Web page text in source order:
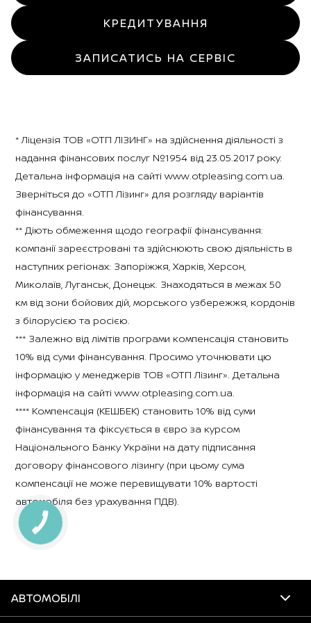
КРЕДИТУВАННЯ
ЗАПИСАТИСЬ НА СЕРВІС
* Ліцензія ТОВ «ОТП ЛІЗИНГ» на здійснення діяльності з
надання фінансових послуг №1954 від 23.05.2017 року.
Детальна інформація на сайті www.otpleasing.com.ua.
Зверніться до «ОТП Лізинг» для розгляду варіантів
фінансування.
** Діють обмеження щодо географії фінансування:
компанії зареєстровані та здійснюють свою діяльність в
наступних регіонах: Запоріжжя, Харків, Херсон,
Миколаїв, Луганськ, Донецьк. Знаходяться в межах 50
км від зони бойових дій, морського узбережжя, кордонів
з білорусією та росією.
*** Залежно від лімітів програми компенсація становить
10% від суми фінансування. Просимо уточнювати цю
інформацію у менеджерів ТОВ «ОТП Лізинг». Детальна
інформація на сайті www.otpleasing.com.ua.
**** Компенсація (КЕШБЕК) становить 10% від суми
фінансування та фіксується в євро за курсом
Національного Банку України на дату підписання
договору фінансового лізингу (при цьому сума
компенсації не може перевищувати 10% вартості
автомобіля без урахування ПДВ).
АВТОМОБІЛІ
Juke